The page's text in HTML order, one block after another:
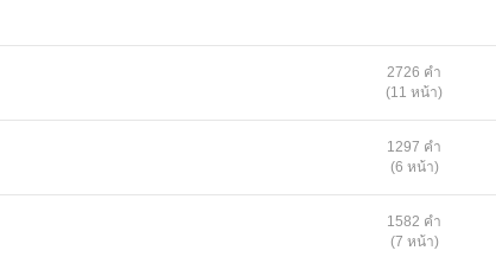
2726 คำ
(11 หน้า)
1297 คำ
(6 หน้า)
1582 คำ
(7 หน้า)